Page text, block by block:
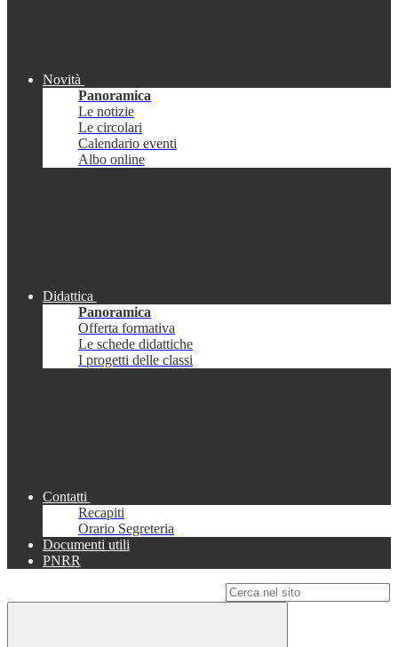
Novità
Panoramica
Le notizie
Le circolari
Calendario eventi
Albo online
Didattica
Panoramica
Offerta formativa
Le schede didattiche
I progetti delle classi
Contatti
Recapiti
Orario Segreteria
Documenti utili
PNRR